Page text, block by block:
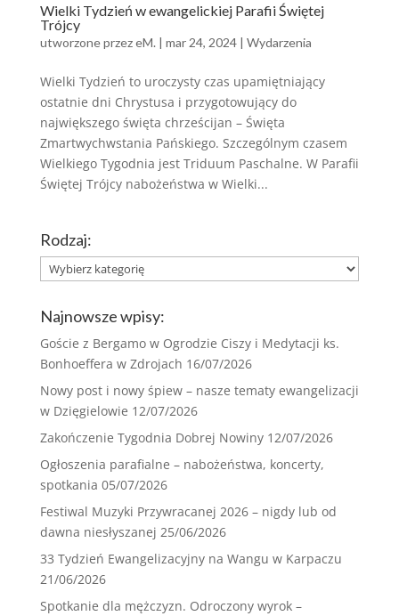
Wielki Tydzień w ewangelickiej Parafii Świętej
Trójcy
utworzone przezeM. | mar 24, 2024| Wydarzenia
Wielki Tydzień to uroczysty czas upamiętniający
ostatnie dni Chrystusa i przygotowujący do
największego święta chrześcijan – Święta
Zmartwychwstania Pańskiego. Szczególnym czasem
Wielkiego Tygodnia jest Triduum Paschalne. W Parafii
Świętej Trójcy nabożeństwa w Wielki...
Rodzaj:
Rodzaj:
Najnowsze wpisy:
Goście z Bergamo w Ogrodzie Ciszy i Medytacji ks.
Bonhoeffera w Zdrojach 16/07/2026
Nowy post i nowy śpiew – nasze tematy ewangelizacji
w Dzięgielowie 12/07/2026
Zakończenie Tygodnia Dobrej Nowiny 12/07/2026
Ogłoszenia parafialne – nabożeństwa, koncerty,
spotkania 05/07/2026
Festiwal Muzyki Przywracanej 2026 – nigdy lub od
dawna niesłyszanej 25/06/2026
33 Tydzień Ewangelizacyjny na Wangu w Karpaczu
21/06/2026
Spotkanie dla mężczyzn. Odroczony wyrok –